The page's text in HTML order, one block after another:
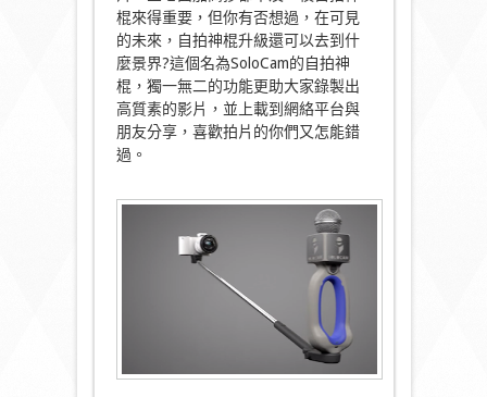
棍來得重要，但你有否想過，在可見
的未來，自拍神棍升級還可以去到什
麼景界?這個名為SoloCam的自拍神
棍，獨一無二的功能更助大家錄製出
高質素的影片，並上載到網絡平台與
朋友分享，喜歡拍片的你們又怎能錯
過。